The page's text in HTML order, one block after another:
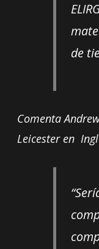
de
Comenta
Leicester en